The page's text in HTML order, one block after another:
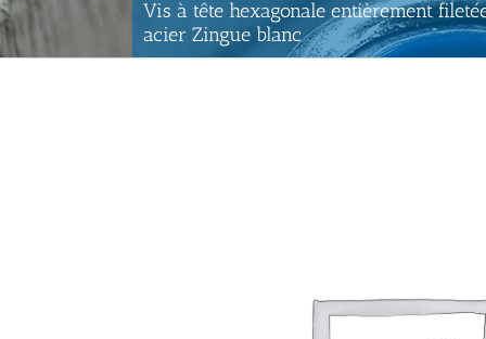
Vis à tête hexagonale entièrement
acier Zingue blanc